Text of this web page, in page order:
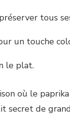
tous
un touche
le plat.
où le
secret de